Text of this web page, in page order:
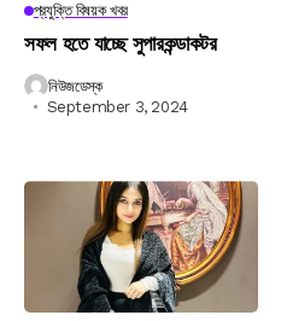
প্রযুক্তি বিষয়ক খবর
সফল হতে যাচ্ছে সুপারকন্ডাকটর
নিউজডেস্ক
September 3, 2024